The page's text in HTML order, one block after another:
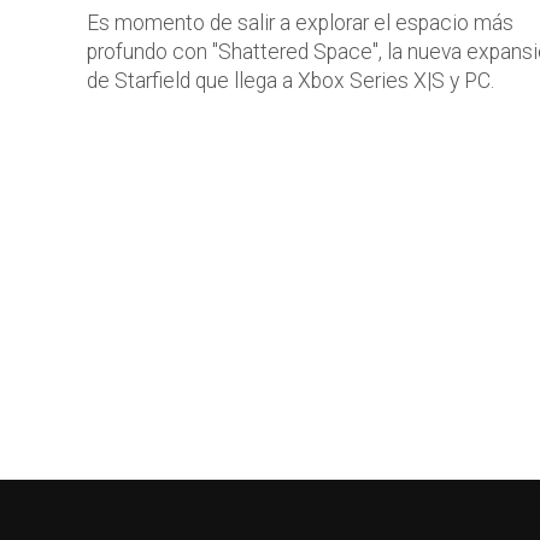
Es momento de salir a explorar el espacio más
profundo con "Shattered Space", la nueva
de Starfield que llega a Xbox Series X|S y PC.